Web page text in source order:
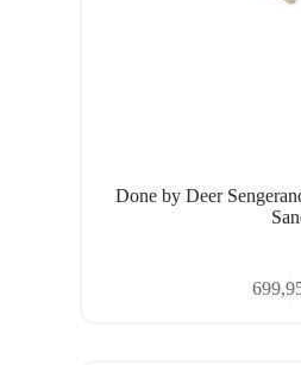
Done by Deer